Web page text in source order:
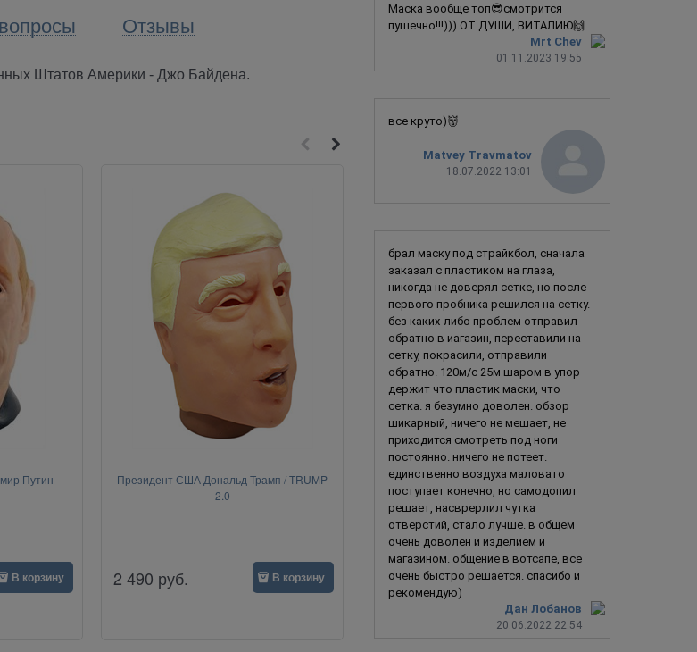
Отзывы
Штатов Америки - Джо Байдена.
Путин
В корзину
Президент США Дональд Трамп / TRUMP
2.0
2 490 руб. В корзину
Эрнесто Че Гевара
Новинка
4 490 руб. В корзину
Mrt Chev
01.11.2023 19:55
Маска вообще топ😎смотрится
пушечно!!!))) ОТ ДУШИ, ВИТАЛИЮ🙌
Matvey Travmatov
18.07.2022 13:01
все круто)👹
Дан Лобанов
20.06.2022 22:54
брал маску под страйкбол, сначала
заказал с пластиком на глаза,
никогда не доверял сетке, но после
первого пробника решился на сетку.
без каких-либо проблем отправил
обратно в иагазин, переставили на
сетку, покрасили, отправили
обратно. 120м/с 25м шаром в упор
держит что пластик маски, что
сетка. я безумно доволен. обзор
шикарный, ничего не мешает, не
приходится смотреть под ноги
постоянно. ничего не потеет.
единственно воздуха маловато
поступает конечно, но самодопил
решает, насврерлил чутка
отверстий, стало лучше. в общем
очень доволен и изделием и
магазином. общение в вотсапе, все
очень быстро решается. спасибо и
рекомендую)